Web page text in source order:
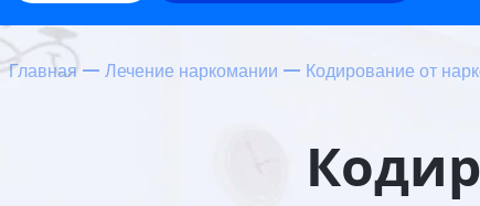
Главная Лечение наркомании Кодирование от